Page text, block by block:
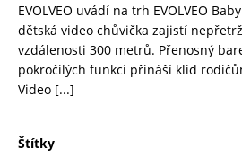
EVOLVEO uvádí na trh EVOLVEO
dětská video chůvička zajistí
vzdálenosti 300 metrů. Přenosný
pokročilých funkcí přináší klid
Video [...]
Štítky